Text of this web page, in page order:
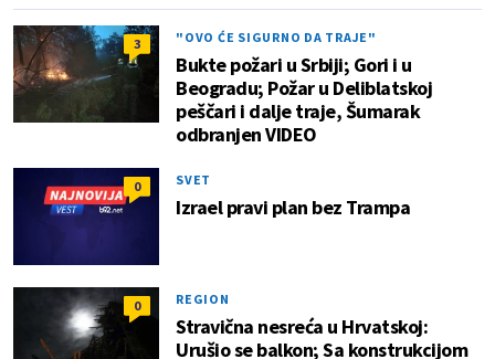
3 "OVO ĆE SIGURNO DA TRAJE"
Bukte požari u Srbiji; Gori i u
Beogradu; Požar u Deliblatskoj
peščari i dalje traje, Šumarak
odbranjen VIDEO
0 SVET
Izrael pravi plan bez Trampa
0 REGION
Stravična nesreća u Hrvatskoj:
Urušio se balkon; Sa konstrukcijom